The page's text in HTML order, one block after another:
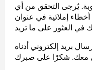
يُرجى التحقق من أي
أخطاء إملائية في عنوان URL، أو عرض خريطة الموقع
بريد إلكتروني أدناه